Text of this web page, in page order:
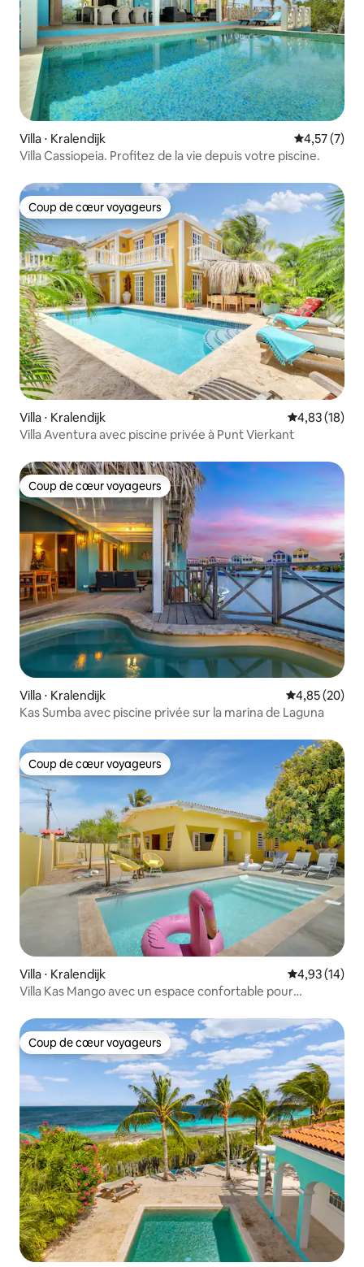
Villa ⋅ Kralendijk Évaluation
4,57 (7)
Villa Cassiopeia. Profitez de la vie depuis votre piscine.
Coup de cœur voyageurs
Coup de cœur voyageurs
Villa ⋅ Kralendijk Évaluation
4,83 (18)
Villa Aventura avec piscine privée à Punt Vierkant
Coup de cœur voyageurs
Coup de cœur voyageurs
Villa ⋅ Kralendijk Évaluation
4,85 (20)
Kas Sumba avec piscine privée sur la marina de Laguna
Coup de cœur voyageurs
Coup de cœur voyageurs
Villa ⋅ Kralendijk Évaluation
4,93 (14)
Villa Kas Mango avec un espace confortable pour
Coup de cœur voyageurs
Coup de cœur voyageurs